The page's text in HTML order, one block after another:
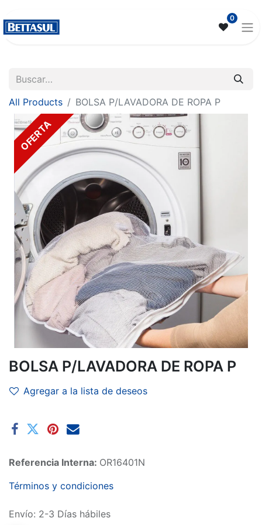
0
All Products BOLSA P/LAVADORA DE ROPA P
OFERTA
BOLSA P/LAVADORA DE ROPA P
Agregar a la lista de deseos
Referencia Interna: OR16401N
Términos y condiciones
Envío: 2-3 Días hábiles